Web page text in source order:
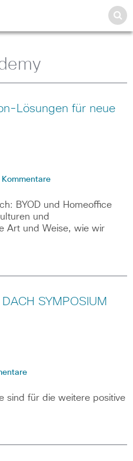
Lösungen für neue
Kommentare
BYOD und Homeoffice
und
Art und Weise, wie wir
SYMPOSIUM
sind für die weitere positive